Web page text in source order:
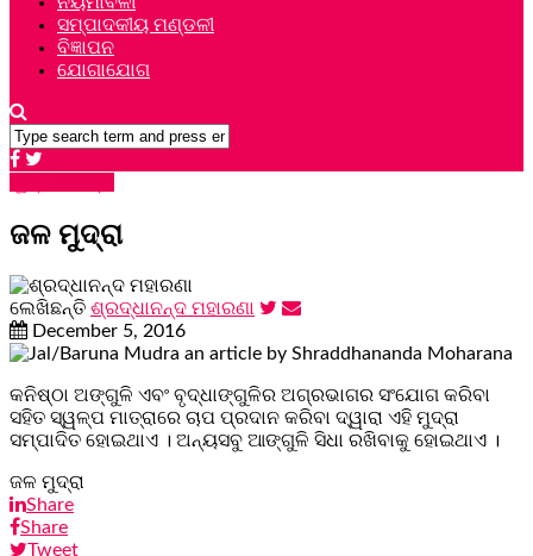
ସମ୍ପାଦକୀୟ ମଣ୍ଡଳୀ
ବିଜ୍ଞାପନ
ଯୋଗାଯୋଗ
ଜଳ ମୁଦ୍ରା
ଲେଖିଛନ୍ତି ଶ୍ରଦ୍ଧାନନ୍ଦ ମହାରଣା
December 5, 2016
କନିଷ୍ଠା ଅଙ୍ଗୁଳି ଏବଂ ବୃଦ୍ଧାଙ୍ଗୁଳିର ଅଗ୍ରଭାଗର ସଂଯୋଗ କରିବା
ସହିତ ସ୍ୱଳ୍ପ ମାତ୍ରାରେ ଚାପ ପ୍ରଦାନ କରିବା ଦ୍ୱାରା ଏହି ମୁଦ୍ରା
ସମ୍ପାଦିତ ହୋଇଥାଏ । ଅନ୍ୟସବୁ ଆଙ୍ଗୁଳି ସିଧା ରଖିବାକୁ ହୋଇଥାଏ ।
ଜଳ ମୁଦ୍ରା
Share
Share
Tweet